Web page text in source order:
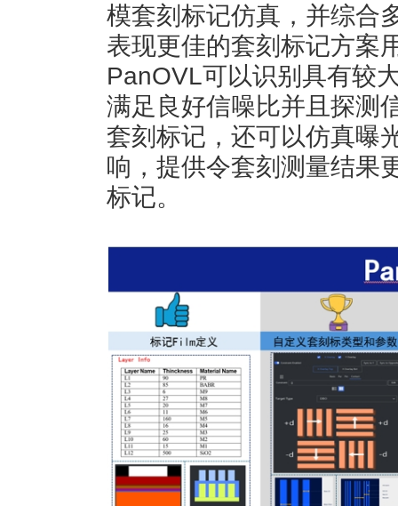
模套刻标记仿真，并综合
表现更佳的套刻标记方案
PanOVL可以识别具有较
满足良好信噪比并且探测
套刻标记，还可以仿真曝
响，提供令套刻测量结果
标记。